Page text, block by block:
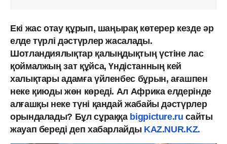
Екі жас отау құрып, шаңырақ көтерер кезде әр
елде түрлі дәстүрлер жасалады.
Шотландиялықтар қалыңдықтың үстіне лас
қоймалжың зат құйса, Үндістанның кей
халықтары адамға үйленбес бұрын, ағашпен
неке қиюды жөн көреді. Ал Африка елдерінде
алғашқы неке түні қандай жабайы дәстүрлер
орындалады? Бұл сұраққа bigpicture.ru сайты
жауап береді деп хабарлайды KAZ.NUR.KZ.